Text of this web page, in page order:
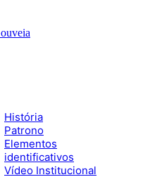
História
Patrono
Elementos
identificativos
Vídeo Institucional